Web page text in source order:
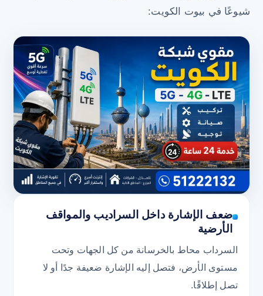
شيوعًا في بيوت الكويت:
ضعف الإشارة داخل السراديب والمواقف
الأرضية
السرداب محاط بالخرسانة من كل الجهات وتحت
مستوى الأرض، فتصل إليه الإشارة ضعيفة جدًا أو لا
تصل إطلاقًا.